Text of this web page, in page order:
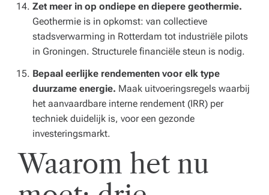
Zet meer in op ondiepe en diepere geothermie.
Geothermie is in opkomst: van collectieve
stadsverwarming in Rotterdam tot industriële pilots
in Groningen. Structurele financiële steun is nodig.
Bepaal eerlijke rendementen voor elk type
duurzame energie. Maak uitvoeringsregels waarbij
het aanvaardbare interne rendement (IRR) per
techniek duidelijk is, voor een gezonde
investeringsmarkt.
Waarom het nu